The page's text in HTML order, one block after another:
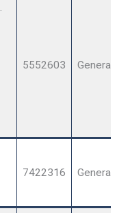
5552603 General
7422316 General